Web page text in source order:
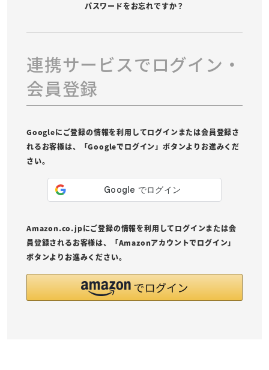
パスワードをお忘れですか？
連携サービスでログイン・
会員登録
Googleにご登録の情報を利用してログインまたは会員登録さ
れるお客様は、「Googleでログイン」ボタンよりお進みくだ
さい。
Amazon.co.jpにご登録の情報を利用してログインまたは会
員登録されるお客様は、「Amazonアカウントでログイン」
ボタンよりお進みください。